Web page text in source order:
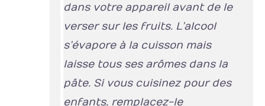
dans votre appareil avant de le
verser sur les fruits. L’alcool
s’évapore à la cuisson mais
laisse tous ses arômes dans la
pâte. Si vous cuisinez pour des
enfants, remplacez-le